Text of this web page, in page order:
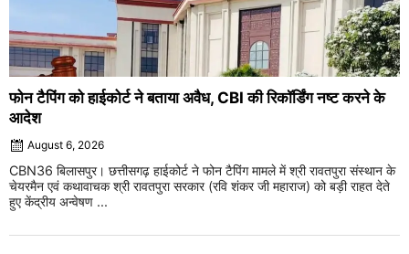
फोन टैपिंग को हाईकोर्ट ने बताया अवैध, CBI की रिकॉर्डिंग नष्ट करने के
आदेश
August 6, 2026
CBN36 बिलासपुर। छत्तीसगढ़ हाईकोर्ट ने फोन टैपिंग मामले में श्री रावतपुरा संस्थान के
चेयरमैन एवं कथावाचक श्री रावतपुरा सरकार (रवि शंकर जी महाराज) को बड़ी राहत देते
हुए केंद्रीय अन्वेषण ...